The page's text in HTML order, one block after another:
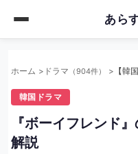
content
あら
ホーム ドラマ （904件）
韓国ドラマ
『ボーイフレンド
解説